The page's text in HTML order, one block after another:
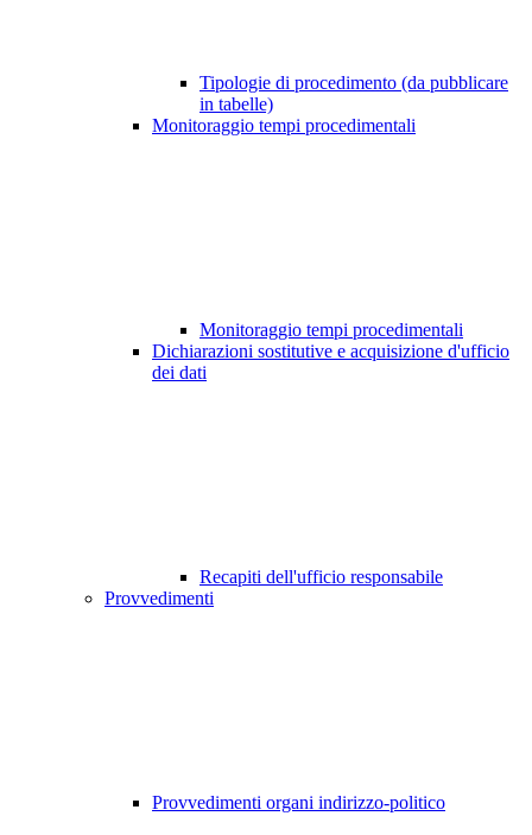
Tipologie di procedimento (da pubblicare
in tabelle)
Monitoraggio tempi procedimentali
Monitoraggio tempi procedimentali
Dichiarazioni sostitutive e acquisizione d'ufficio
dei dati
Recapiti dell'ufficio responsabile
Provvedimenti
Provvedimenti organi indirizzo-politico